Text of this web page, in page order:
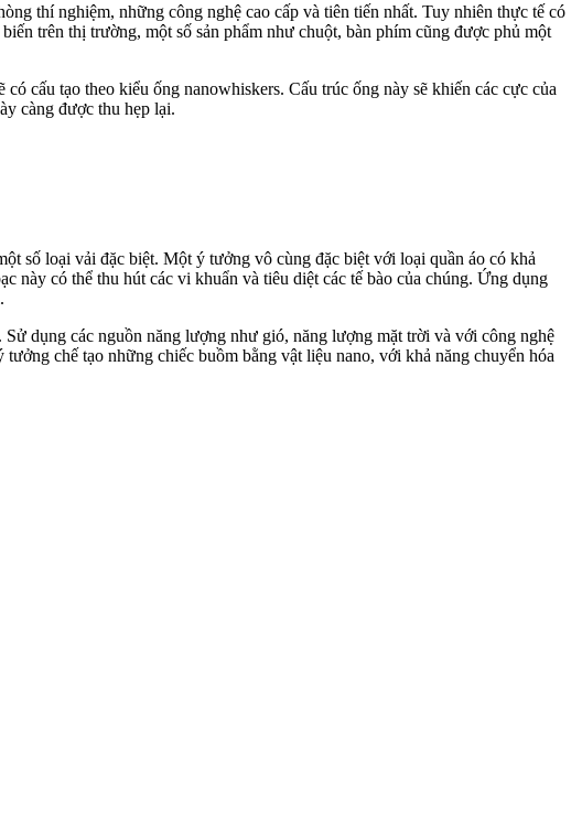
thí nghiệm, những công nghệ cao cấp và tiên tiến nhất. Tuy nhiên thực tế có
trên thị trường, một số sản phẩm như chuột, bàn phím cũng được phủ một
cấu tạo theo kiểu ống nanowhiskers. Cấu trúc ống này sẽ khiến các cực của
càng được thu hẹp lại.
số loại vải đặc biệt. Một ý tưởng vô cùng đặc biệt với loại quần áo có khả
này có thể thu hút các vi khuẩn và tiêu diệt các tế bào của chúng. Ứng dụng
dụng các nguồn năng lượng như gió, năng lượng mặt trời và với công nghệ
chế tạo những chiếc buồm bằng vật liệu nano, với khả năng chuyển hóa